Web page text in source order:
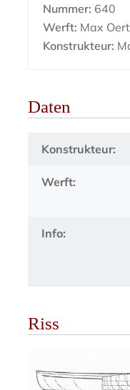
Nummer: 640
Werft: Max
Konstrukteur:
Daten
Konstrukteur:
Werft:
Info:
Riss